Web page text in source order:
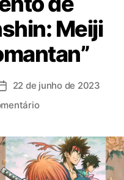
Meiji
D
d
p
22 de junho de 2023
e
K
i
s